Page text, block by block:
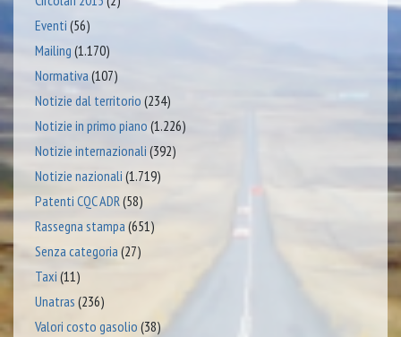
Eventi (56)
Mailing (1.170)
Normativa(107)
Notizie dal territorio (234)
Notizie in primo piano (1.226)
Notizie internazionali (392)
Notizie nazionali (1.719)
Patenti CQC ADR(58)
Rassegna stampa (651)
Senza categoria (27)
Taxi (11)
Unatras (236)
Valori costo gasolio (38)